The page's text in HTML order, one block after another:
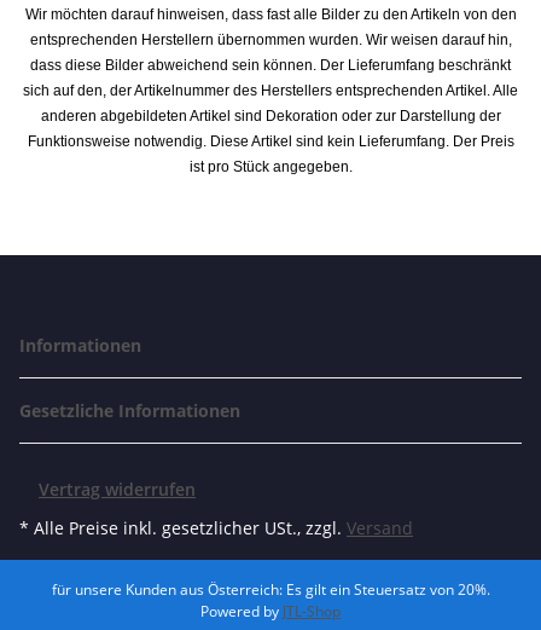
Wir möchten darauf hinweisen, dass fast alle Bilder zu den Artikeln von den
entsprechenden Herstellern übernommen wurden. Wir weisen darauf hin,
dass diese Bilder abweichend sein können. Der Lieferumfang beschränkt
sich auf den, der Artikelnummer des Herstellers entsprechenden Artikel. Alle
anderen abgebildeten Artikel sind Dekoration oder zur Darstellung der
Funktionsweise notwendig. Diese Artikel sind kein Lieferumfang. Der Preis
ist pro Stück angegeben.
Informationen
Gesetzliche Informationen
Vertrag widerrufen
* Alle Preise inkl. gesetzlicher USt., zzgl. Versand
für unsere Kunden aus Österreich: Es gilt ein Steuersatz von 20%.
Powered by JTL-Shop